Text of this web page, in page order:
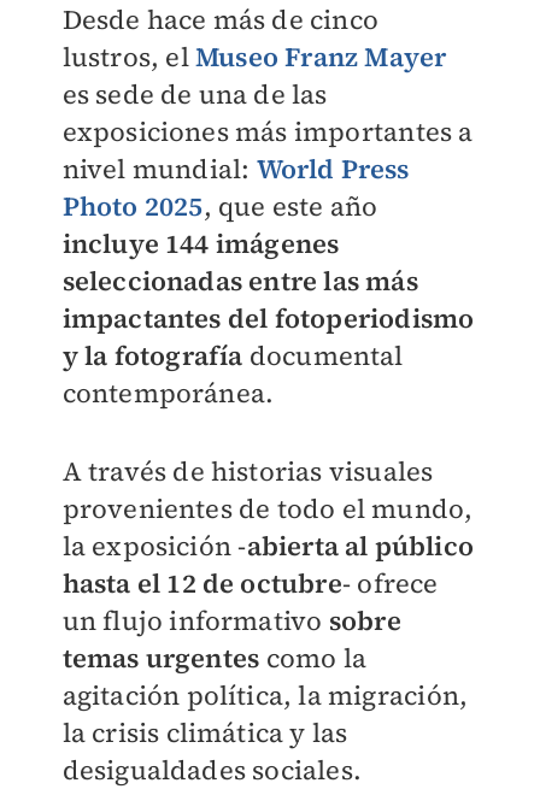
Desde hace más de cinco
lustros, elMuseo Franz Mayer
es sede de una de las
exposiciones más importantes a
nivel mundial: World Press
Photo 2025, que este año
incluye 144 imágenes
seleccionadas entre las más
impactantes del fotoperiodismo
y la fotografía documental
contemporánea.
A través de historias visuales
provenientes de todo el mundo,
la exposición -abierta al público
hasta el 12 de octubre- ofrece
un flujo informativo sobre
temas urgentes como la
agitación política, la migración,
la crisis climática y las
desigualdades sociales.